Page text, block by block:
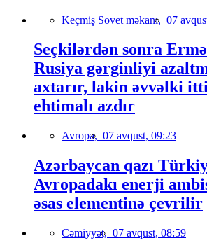
Keçmiş Sovet məkanı, 07
Seçkilərdən sonra
Rusiya gərginliyi
axtarır, lakin əvvəlki
ehtimalı azdır
Avropa, 07 avqust, 09:23
Azərbaycan qazı
Avropadakı enerji
əsas elementinə çevrilir
Cəmiyyət, 07 avqust, 08:59